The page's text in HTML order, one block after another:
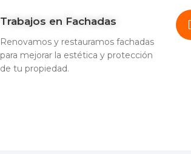
Trabajos en Fachadas
Renovamos y restauramos fachadas
para mejorar la estética y protección
de tu propiedad.